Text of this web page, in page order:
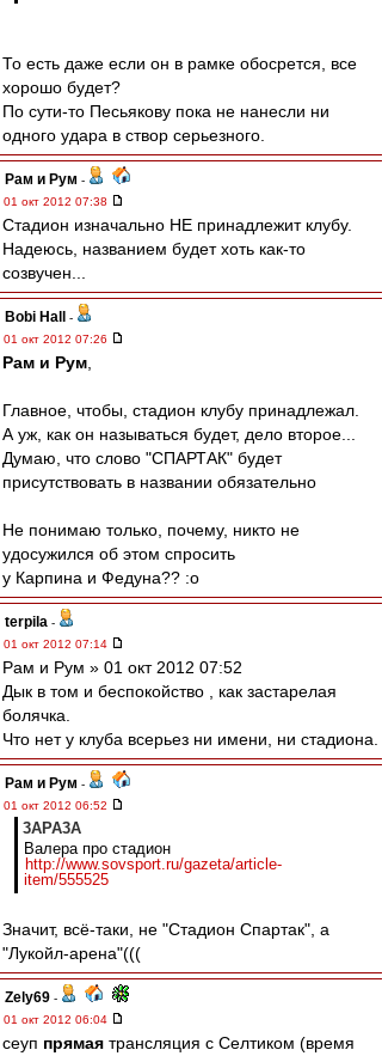
То есть даже если он в рамке обосрется, все
хорошо будет?
По сути-то Песьякову пока не нанесли ни
одного удара в створ серьезного.
Рам и Рум -
01 окт 2012 07:38
Стадион изначально НЕ принадлежит клубу.
Надеюсь, названием будет хоть как-то
созвучен...
Bobi Hall
-
01 окт 2012 07:26
Рам и Рум
Главное, чтобы, стадион клубу принадлежал.
А уж, как он называться будет, дело второе...
Думаю, что слово "СПАРТАК" будет
присутствовать в названии обязательно
Не понимаю только, почему, никто не
удосужился об этом спросить
у Карпина и Федуна?? :o
terpila -
01 окт 2012 07:14
Рам и Рум » 01 окт 2012 07:52
Дык в том и беспокойство , как застарелая
болячка.
Что нет у клуба всерьез ни имени, ни стадиона.
Рам и Рум -
01 окт 2012 06:52
3APA3A
Валера про стадион
http://www.sovsport.ru/gazeta/article-
item/555525
Значит, всё-таки, не "Стадион Спартак", а
"Лукойл-арена"(((
Zely69 -
01 окт 2012 06:04
сеуп прямая трансляция с Селтиком (время